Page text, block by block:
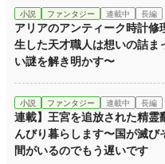
文字数 5,475
更新日時 2026.05.09 21:45
初回完結日時 2026.05.09 21:45
週間ポイント 877 pt (9,889 位)
小説 ファンタジー 連載中 長編
アリアのアンティーク時計
生した天才職人は想いの詰ま
い謎を解き明かす〜
小説 ファンタジー 連載中 長編
連載】王宮を追放された精霊
んびり暮らします〜国が滅
間がいるのでもう遅いです